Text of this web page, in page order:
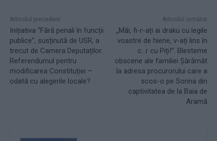
Articolul precedent
Inițiativa “Fără penali în funcții
publice”, susținută de USR, a
trecut de Camera Deputaților.
Referendumul pentru
modificarea Constituției –
odată cu alegerile locale?
Articolul următor
„Măi, fi-r-ați ai draku cu legile
voastre de hiene, v-ați lins în
c…r cu Piți!”. Blesteme
obscene ale familiei Șărămăt
la adresa procurorului care a
scos-o pe Sorina din
captivitatea de la Baia de
Aramă